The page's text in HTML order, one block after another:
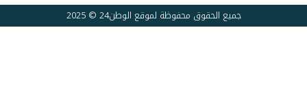
جميع الحقوق محفوظة لموقع الوطن24 © 2025